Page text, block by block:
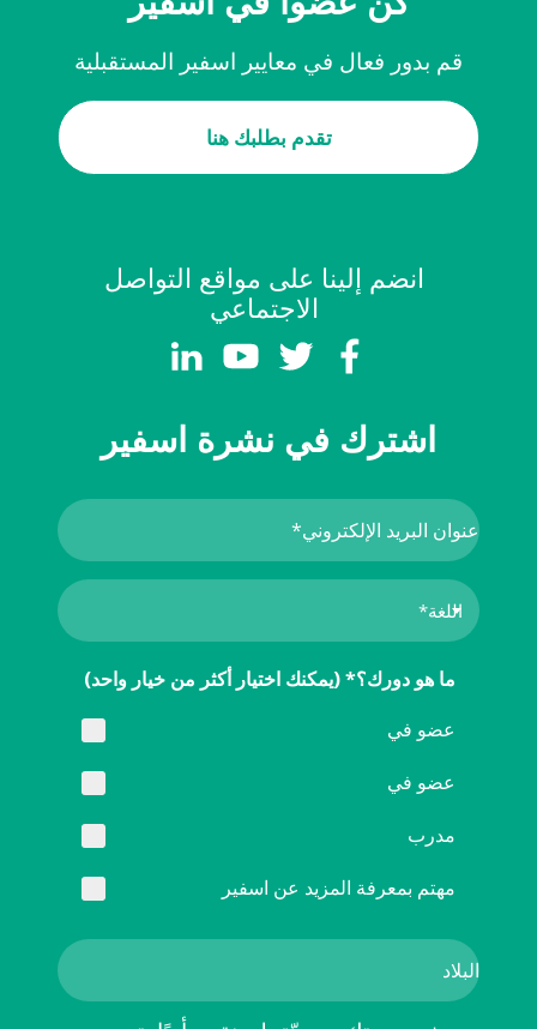
قم بدور فعال في معايير اسفير المستقبلية
تقدم بطلبك هنا
انضم إلينا على مواقع التواصل
الاجتماعي
اشترك في نشرة اسفير
ما هو دورك؟* (يمكنك اختيار أكثر من خيار واحد)
عضو في
عضو في
مدرب
مهتم بمعرفة المزيد عن اسفير